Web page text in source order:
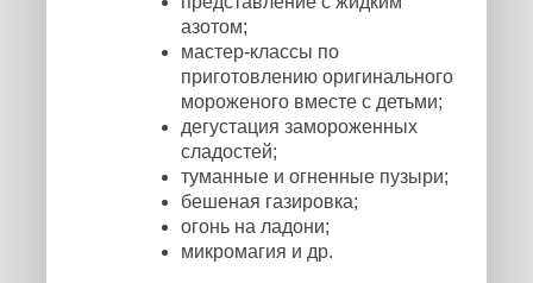
азотом;
мастер-классы по
приготовлению оригинального
мороженого вместе с детьми;
дегустация замороженных
сладостей;
туманные и огненные пузыри;
бешеная газировка;
огонь на ладони;
микромагия и др.